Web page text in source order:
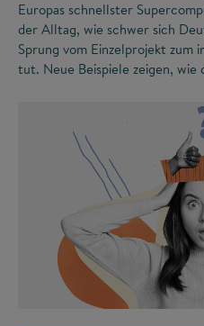
Europas schnellster
der Alltag, wie schwer sich
Sprung vom Einzelprojekt zum
tut. Neue Beispiele zeigen, wie